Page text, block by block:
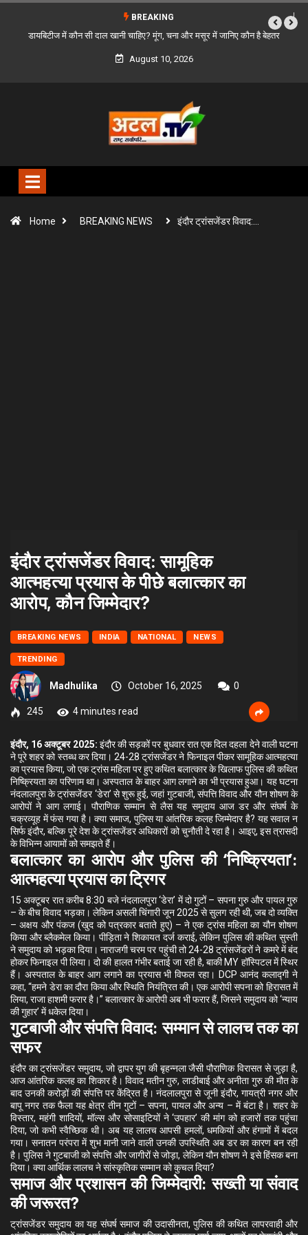
BREAKING
डायबिटीज में कौन सी दाल खानी चाहिए? मूंग, चना और मसूर में जानिए कौन है बेहतर केला खाने
August 10, 2026
Home BREAKING NEWS इंदौर ट्रांसजेंडर विवाद:…
इंदौर ट्रांसजेंडर विवाद: सामूहिक
आत्महत्या प्रयास के पीछे बलात्कार का
आरोप, कौन जिम्मेदार?
BREAKING NEWS INDIA NATIONAL NEWS
TRENDING
Madhulika October 16, 2025 0
245 4 minutes read
इंदौर, 16 अक्टूबर 2025: इंदौर की सड़कों पर बुधवार रात एक दिल दहला देने वाली घटना
ने पूरे शहर को स्तब्ध कर दिया। 24-28 ट्रांसजेंडर ने फिनाइल पीकर सामूहिक आत्महत्या
का प्रयास किया, जो एक ट्रांस महिला पर हुए कथित बलात्कार के खिलाफ पुलिस की कथित
निष्क्रियता का परिणाम था। अस्पताल के बाहर आग लगाने का भी प्रयास हुआ। यह घटना
नंदलालपुरा के ट्रांसजेंडर ‘डेरा’ से शुरू हुई, जहां गुटबाजी, संपत्ति विवाद और यौन शोषण के
आरोपों ने आग लगाई। पौराणिक सम्मान से लैस यह समुदाय आज डर और संघर्ष के
चक्रव्यूह में फंस गया है। क्या समाज, पुलिस या आंतरिक कलह जिम्मेदार है? यह सवाल न
सिर्फ इंदौर, बल्कि पूरे देश के ट्रांसजेंडर अधिकारों को चुनौती दे रहा है। आइए, इस त्रासदी
के विभिन्न आयामों को समझते हैं।
बलात्कार का आरोप और पुलिस की ‘निष्क्रियता’:
आत्महत्या प्रयास का ट्रिगर
15 अक्टूबर रात करीब 8:30 बजे नंदलालपुरा ‘डेरा’ में दो गुटों – सपना गुरु और पायल गुरु
– के बीच विवाद भड़का। लेकिन असली चिंगारी जून 2025 से सुलग रही थी, जब दो व्यक्ति
– अक्षय और पंकज (खुद को पत्रकार बताते हुए) – ने एक ट्रांस महिला का यौन शोषण
किया और ब्लैकमेल किया। पीड़िता ने शिकायत दर्ज कराई, लेकिन पुलिस की कथित सुस्ती
ने समुदाय को भड़का दिया। नाराजगी चरम पर पहुंची तो 24-28 ट्रांसजेंडरों ने कमरे में बंद
होकर फिनाइल पी लिया। दो की हालत गंभीर बताई जा रही है, बाकी MY हॉस्पिटल में स्थिर
हैं। अस्पताल के बाहर आग लगाने का प्रयास भी विफल रहा। DCP आनंद कलाद्गी ने
कहा, “हमने डेरा का दौरा किया और स्थिति नियंत्रित की। एक आरोपी सपना को हिरासत में
लिया, राजा हाशमी फरार है।” बलात्कार के आरोपी अब भी फरार हैं, जिसने समुदाय को ‘न्याय
की गुहार’ में धकेल दिया।
गुटबाजी और संपत्ति विवाद: सम्मान से लालच तक का
सफर
इंदौर का ट्रांसजेंडर समुदाय, जो द्वापर युग की बृहन्नला जैसी पौराणिक विरासत से जुड़ा है,
आज आंतरिक कलह का शिकार है। विवाद मतीन गुरु, लाडीबाई और अनीता गुरु की मौत के
बाद उनकी करोड़ों की संपत्ति पर केंद्रित है। नंदलालपुरा से जूनी इंदौर, गायत्री नगर और
बापू नगर तक फैला यह क्षेत्र तीन गुटों – सपना, पायल और अन्य – में बंटा है। शहर के
विस्तार, महंगी शादियों, मॉल्स और सोसाइटियों ने ‘उपहार’ की मांग को हजारों तक पहुंचा
दिया, जो कभी स्वैच्छिक थी। अब यह लालच आपसी हमलों, धमकियों और हंगामों में बदल
गया। सनातन परंपरा में शुभ मानी जाने वाली उनकी उपस्थिति अब डर का कारण बन रही
है। पुलिस ने गुटबाजी को संपत्ति और जागीरों से जोड़ा, लेकिन यौन शोषण ने इसे हिंसक बना
दिया। क्या आर्थिक लालच ने सांस्कृतिक सम्मान को कुचल दिया?
समाज और प्रशासन की जिम्मेदारी: सख्ती या संवाद
की जरूरत?
ट्रांसजेंडर समुदाय का यह संघर्ष समाज की उदासीनता, पुलिस की कथित लापरवाही और